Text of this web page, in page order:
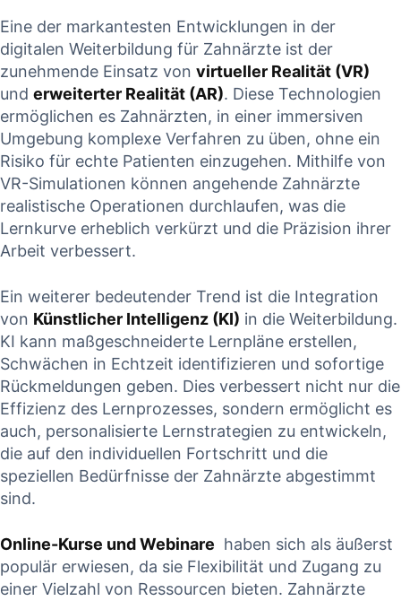
Eine der ‌markantesten Entwicklungen in der
digitalen Weiterbildung für Zahnärzte ist der
zunehmende‍ Einsatz von virtueller Realität (VR)
‍und erweiterter Realität (AR). Diese ​Technologien
ermöglichen es Zahnärzten, in einer immersiven
Umgebung komplexe Verfahren zu ⁢üben, ohne ein
Risiko für echte Patienten einzugehen. Mithilfe​ von
VR-Simulationen können angehende Zahnärzte
realistische Operationen durchlaufen, was die
Lernkurve erheblich verkürzt ⁣und‌ die​ Präzision ihrer
Arbeit verbessert.
Ein⁤ weiterer bedeutender Trend ist die Integration
von Künstlicher Intelligenz (KI) in die​ Weiterbildung.
KI kann maßgeschneiderte Lernpläne‌ erstellen,
Schwächen in Echtzeit identifizieren⁤ und sofortige
Rückmeldungen geben. Dies ‍verbessert nicht nur ⁣die
Effizienz des Lernprozesses, sondern ermöglicht es
auch, personalisierte Lernstrategien zu ‌entwickeln,
die auf​ den individuellen Fortschritt und die
speziellen Bedürfnisse der Zahnärzte abgestimmt
sind.
Online-Kurse und Webinare ‌ haben sich als äußerst
populär erwiesen, ‌da sie Flexibilität und⁤ Zugang zu
einer Vielzahl von Ressourcen⁣ bieten. Zahnärzte